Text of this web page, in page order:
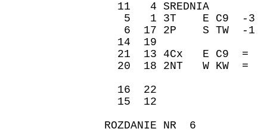
11 4 SREDNIA
5 1 3T E C9 -3
6 17 2P S TW -1
14 19 -170
21 13 4Cx E C9
20 18 2NT W KW
16 22 -530
15 12 -200
ROZDANIE NR 6